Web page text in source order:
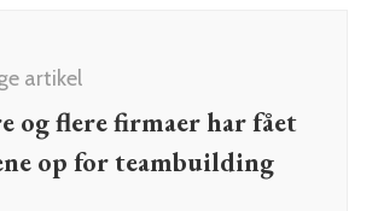
artikel
og flere firmaer har fået
op for teambuilding